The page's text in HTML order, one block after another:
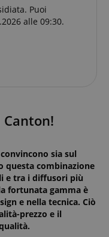
Puoi
alle 09:30.
Canton!
sia sul
questa combinazione
e tra i diffusori più
fortunata gamma è
e nella tecnica. Ciò
prezzo e il